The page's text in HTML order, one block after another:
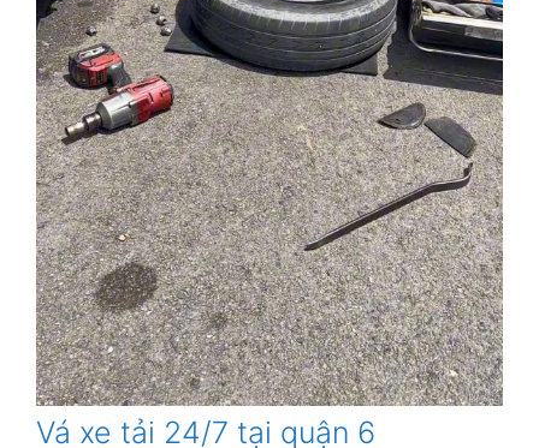
Vá xe tải 24/7 tại quận 6